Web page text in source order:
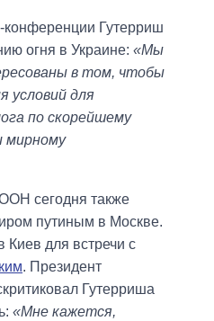
конференции Гутерриш
огня в Украине: «Мы
в том, чтобы
условий для
по скорейшему
мирному
сегодня также
путиным в Москве.
Киев для встречи с
. Президент
Гутерриша
«Мне кажется,